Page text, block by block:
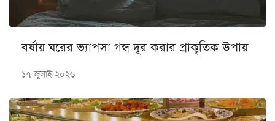
বর্ষায় ঘরের ভ্যাপসা গন্ধ দূর করার প্রাকৃতিক উপায়
১৭ জুলাই ২০২৬